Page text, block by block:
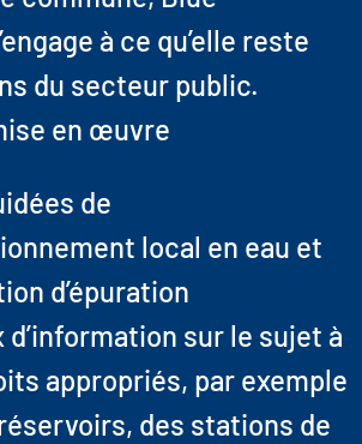
à ce qu’elle reste
du secteur public.
en œuvre
de
local en eau et
d’épuration
d’information sur le sujet à
appropriés, par exemple
des stations de